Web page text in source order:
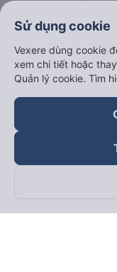
Theo dõi chúng
Sử dụng cookie
Vexere dùng cookie
xem chi tiết hoặc
Quản lý cookie. Tìm